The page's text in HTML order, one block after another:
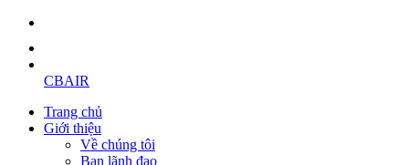
CBAIR
Trang chủ
Giới thiệu
Về chúng tôi
Ban lãnh đạo